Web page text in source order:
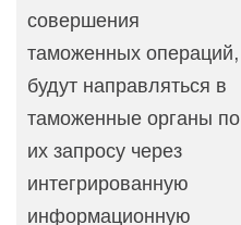
совершения
таможенных операций,
будут направляться в
таможенные органы по
их запросу через
интегрированную
информационную